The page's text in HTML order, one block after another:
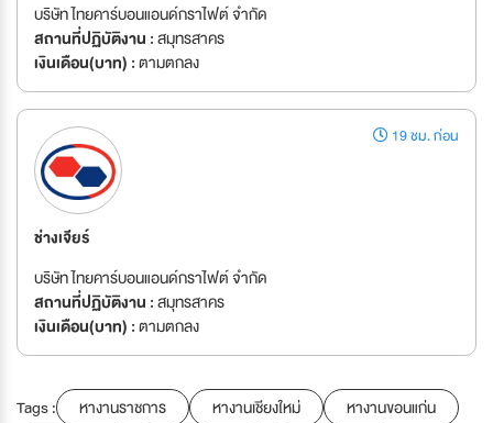
บริษัท ไทยคาร์บอนแอนด์กราไฟต์ จำกัด
สถานที่ปฏิบัติงาน :สมุทรสาคร
เงินเดือน(บาท) :ตามตกลง
19 ชม. ก่อน
ช่างเจียร์
บริษัท ไทยคาร์บอนแอนด์กราไฟต์ จำกัด
สถานที่ปฏิบัติงาน :สมุทรสาคร
เงินเดือน(บาท) :ตามตกลง
Tags : หางานราชการ หางานเชียงใหม่
หางานขอนแก่น